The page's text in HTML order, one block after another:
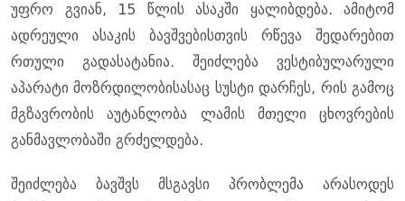
უფრო გვიან, 15 წლის ასაკში ყალიბდება. ამიტომ
ადრეული ასაკის ბავშვებისთვის რწევა შედარებით
რთული გადასატანია. შეიძლება ვესტიბულარული
აპარატი მოზრდილობისასაც სუსტი დარჩეს, რის გამოც
მგზავრობის აუტანლობა ლამის მთელი ცხოვრების
განმავლობაში გრძელდება.
შეიძლება ბავშვს მსგავსი პრობლემა არასოდეს